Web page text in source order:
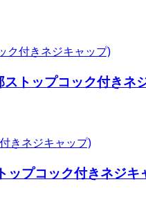
トップコック付きネ
プコック付きネジキ